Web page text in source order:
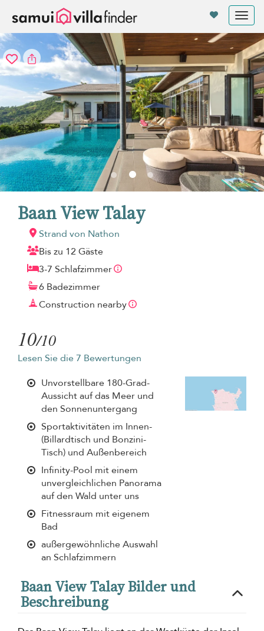
Baan View Talay
Strand von Nathon
Bis zu 12 Gäste
3-7 Schlafzimmer
6 Badezimmer
Construction nearby
10/10
Lesen Sie die 7 Bewertungen
Unvorstellbare 180-Grad-
Aussicht auf das Meer und
den Sonnenuntergang
Sportaktivitäten im Innen-
(Billardtisch und Bonzini-
Tisch) und Außenbereich
Infinity-Pool mit einem
unvergleichlichen Panorama
auf den Wald unter uns
Fitnessraum mit eigenem
Bad
außergewöhnliche Auswahl
an Schlafzimmern
Baan View Talay Bilder und
Beschreibung
Cookie-Einstellungen